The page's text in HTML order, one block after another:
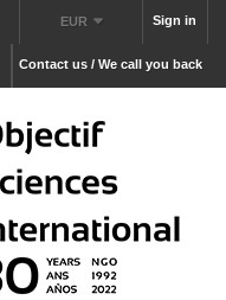
Sign in
EUR
Contact us / We call you back